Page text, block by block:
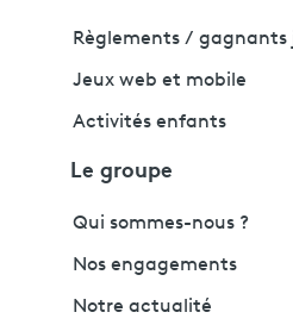
Règlements / gagnants
Jeux web et mobile
Activités enfants
Le groupe
Qui sommes-nous ?
Nos engagements
Notre actualité